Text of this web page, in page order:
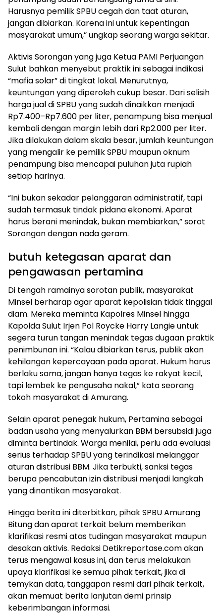
Harusnya pemilik SPBU cegah dan taat aturan,
jangan dibiarkan. Karena ini untuk kepentingan
masyarakat umum,” ungkap seorang warga sekitar.
Aktivis Sorongan yang juga Ketua PAMI Perjuangan
Sulut bahkan menyebut praktik ini sebagai indikasi
“mafia solar” di tingkat lokal. Menurutnya,
keuntungan yang diperoleh cukup besar. Dari selisih
harga jual di SPBU yang sudah dinaikkan menjadi
Rp7.400–Rp7.600 per liter, penampung bisa menjual
kembali dengan margin lebih dari Rp2.000 per liter.
Jika dilakukan dalam skala besar, jumlah keuntungan
yang mengalir ke pemilik SPBU maupun oknum
penampung bisa mencapai puluhan juta rupiah
setiap harinya.
“Ini bukan sekadar pelanggaran administratif, tapi
sudah termasuk tindak pidana ekonomi. Aparat
harus berani menindak, bukan membiarkan,” sorot
Sorongan dengan nada geram.
butuh ketegasan aparat dan
pengawasan pertamina
Di tengah ramainya sorotan publik, masyarakat
Minsel berharap agar aparat kepolisian tidak tinggal
diam. Mereka meminta Kapolres Minsel hingga
Kapolda Sulut Irjen Pol Roycke Harry Langie untuk
segera turun tangan menindak tegas dugaan praktik
penimbunan ini. “Kalau dibiarkan terus, publik akan
kehilangan kepercayaan pada aparat. Hukum harus
berlaku sama, jangan hanya tegas ke rakyat kecil,
tapi lembek ke pengusaha nakal,” kata seorang
tokoh masyarakat di Amurang.
Selain aparat penegak hukum, Pertamina sebagai
badan usaha yang menyalurkan BBM bersubsidi juga
diminta bertindak. Warga menilai, perlu ada evaluasi
serius terhadap SPBU yang terindikasi melanggar
aturan distribusi BBM. Jika terbukti, sanksi tegas
berupa pencabutan izin distribusi menjadi langkah
yang dinantikan masyarakat.
Hingga berita ini diterbitkan, pihak SPBU Amurang
Bitung dan aparat terkait belum memberikan
klarifikasi resmi atas tudingan masyarakat maupun
desakan aktivis. Redaksi Detikreportase.com akan
terus mengawal kasus ini, dan terus melakukan
upaya klarifikasi ke semua pihak terkait, jika di
temykan data, tanggapan resmi dari pihak terkait,
akan memuat berita lanjutan demi prinsip
keberimbangan informasi.